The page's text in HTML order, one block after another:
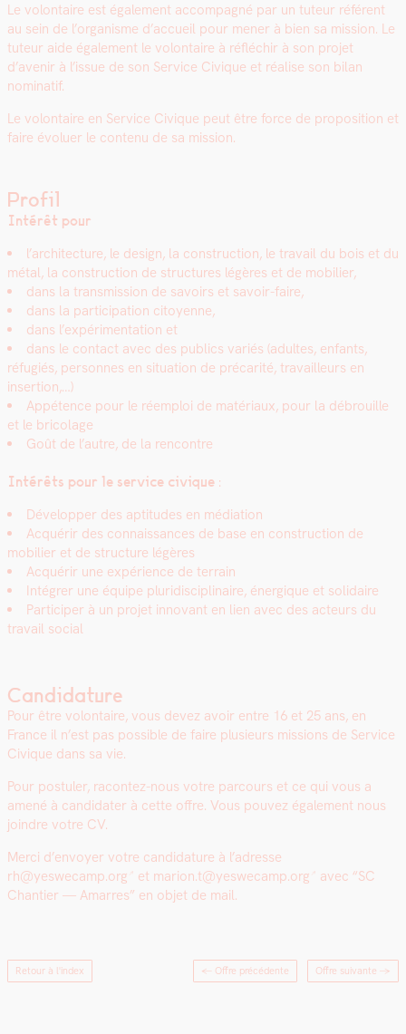
Le volon­taire est égale­ment accom­pa­g­né par un tuteur référent
au sein de l’or­gan­isme d’ac­cueil pour men­er à bien sa mis­sion. Le
tuteur aide égale­ment le volon­taire à réfléchir à son pro­jet
d’avenir à l’is­sue de son Ser­vice Civique et réalise son bilan
nom­i­natif.
Le volon­taire en Ser­vice Civique peut être force de propo­si­tion et
faire évoluer le con­tenu de sa mis­sion.
Profil
Intérêt pour
l’architecture, le design, la con­struc­tion, le tra­vail du bois et du
métal, la con­struc­tion de struc­tures légères et de mobili­er,
dans la trans­mis­sion de savoirs et savoir-faire,
dans la par­tic­i­pa­tion citoyenne,
dans l’expérimentation et
dans le con­tact avec des publics var­iés (adultes, enfants,
réfugiés, per­son­nes en sit­u­a­tion de pré­car­ité, tra­vailleurs en
inser­tion,…)
Appé­tence pour le réem­ploi de matéri­aux, pour la débrouille
et le brico­lage
Goût de l’autre, de la ren­con­tre
Intérêts pour le ser­vice civique :
Dévelop­per des apti­tudes en médi­a­tion
Acquérir des con­nais­sances de base en con­struc­tion de
mobili­er et de struc­ture légères
Acquérir une expéri­ence de ter­rain
Inté­gr­er une équipe pluridis­ci­plinaire, énergique et sol­idaire
Par­ticiper à un pro­jet inno­vant en lien avec des acteurs du
tra­vail social
Candidature
Pour être volon­taire, vous devez avoir entre 16 et 25 ans, en
France il n’est pas pos­si­ble de faire plusieurs mis­sions de Ser­vice
Civique dans sa vie.
Pour pos­tuler, racon­tez-nous votre par­cours et ce qui vous a
amené à can­di­dater à cette offre. Vous pou­vez égale­ment nous
join­dre votre CV.
Mer­ci d’en­voy­er votre can­di­da­ture à l’adresse
rh@yeswecamp.org
et marion.t@yeswecamp.org
avec “SC
Chantier — Amar­res” en objet de mail.
Retour à l'index ← Offre précédente Offre suivante →